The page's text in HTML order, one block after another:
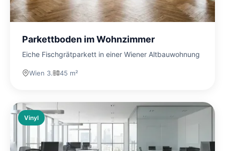
Parkettboden im Wohnzimmer
Eiche Fischgrätparkett in einer Wiener Altbauwohnung
Wien 3. 45 m²
Vinyl